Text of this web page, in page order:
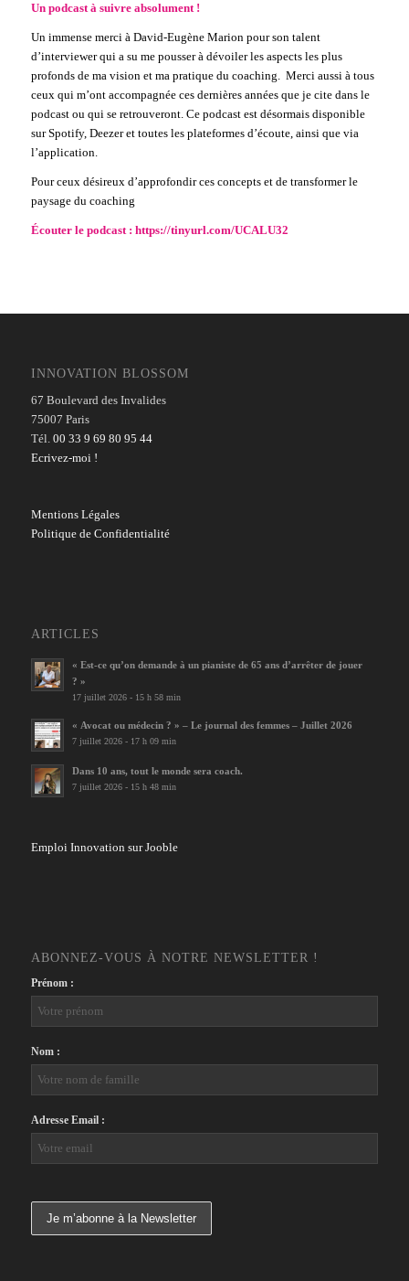
Un podcast à suivre absolument !
Un immense merci à David-Eugène Marion pour son talent
d’interviewer qui a su me pousser à dévoiler les aspects les plus
profonds de ma vision et ma pratique du coaching. Merci aussi à tous
ceux qui m’ont accompagnée ces dernières années que je cite dans le
podcast ou qui se retrouveront. Ce podcast est désormais disponible
sur Spotify, Deezer et toutes les plateformes d’écoute, ainsi que via
l’application.
Pour ceux désireux d’approfondir ces concepts et de transformer le
paysage du coaching
Écouter le podcast : https://tinyurl.com/UCALU32
INNOVATION BLOSSOM
67 Boulevard des Invalides
75007 Paris
Tél. 00 33 9 69 80 95 44
Ecrivez-moi !
Mentions Légales
Politique de Confidentialité
ARTICLES
« Est-ce qu’on demande à un pianiste de 65 ans d’arrêter de jouer
? »
17 juillet 2026 - 15 h 58 min
« Avocat ou médecin ? » – Le journal des femmes – Juillet 2026
7 juillet 2026 - 17 h 09 min
Dans 10 ans, tout le monde sera coach.
7 juillet 2026 - 15 h 48 min
Emploi Innovation sur Jooble
ABONNEZ-VOUS À NOTRE NEWSLETTER !
Prénom :
Nom :
Adresse Email :